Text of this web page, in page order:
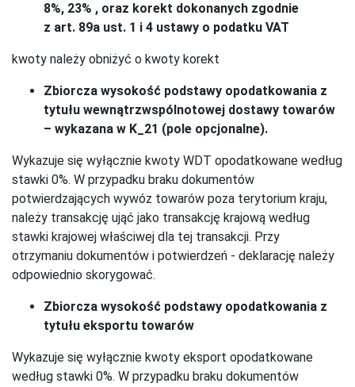
8%, 23% , oraz korekt dokonanych zgodnie
z art. 89a ust. 1 i 4 ustawy o podatku VAT
kwoty należy obniżyć o kwoty korekt
Zbiorcza wysokość podstawy opodatkowania z
tytułu wewnątrzwspólnotowej dostawy towarów
– wykazana w K_21 (pole opcjonalne).
Wykazuje się wyłącznie kwoty WDT opodatkowane według
stawki 0%. W przypadku braku dokumentów
potwierdzających wywóz towarów poza terytorium kraju,
należy transakcję ująć jako transakcję krajową według
stawki krajowej właściwej dla tej transakcji. Przy
otrzymaniu dokumentów i potwierdzeń - deklarację należy
odpowiednio skorygować.
Zbiorcza wysokość podstawy opodatkowania z
tytułu eksportu towarów
Wykazuje się wyłącznie kwoty eksport opodatkowane
według stawki 0%. W przypadku braku dokumentów